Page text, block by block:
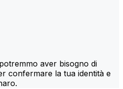
aver bisogno di
confermare la tua identità e